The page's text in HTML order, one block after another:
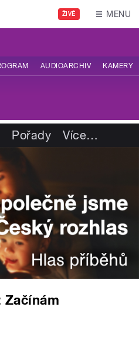
ŽIVĚ MENU
AUDIOARCHIV KAMERY
Pořady Více…
Začínám